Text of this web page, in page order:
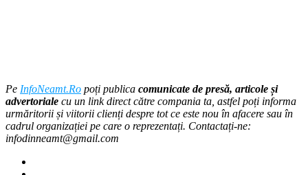
Pe InfoNeamt.Ro poți publica comunicate de presă, articole și
advertoriale cu un link direct către compania ta, astfel poți informa
urmăritorii și viitorii clienți despre tot ce este nou în afacere sau în
cadrul organizației pe care o reprezentați. Contactați-ne:
infodinneamt@gmail.com